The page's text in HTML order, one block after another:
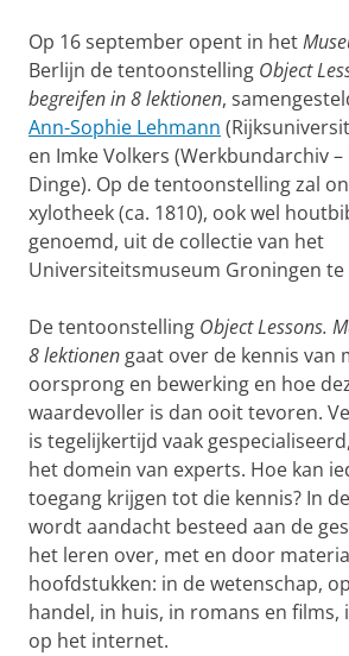
Op 16 september opent in het
Berlijn de tentoonstelling Object
begreifen in 8 lektionen,
Ann-Sophie Lehmann
en Imke Volkers (Werkbundarchiv
Dinge). Op de tentoonstelling zal
xylotheek (ca. 1810), ook wel
genoemd, uit de collectie van het
Universiteitsmuseum Groningen te
De tentoonstelling Object Lessons.
8 lektionen gaat over de kennis van
oorsprong en bewerking en hoe
waardevoller is dan ooit tevoren.
is tegelijkertijd vaak
het domein van experts. Hoe kan
toegang krijgen tot die kennis? In
wordt aandacht besteed aan de
het leren over, met en door
hoofdstukken: in de wetenschap,
handel, in huis, in romans en films,
op het internet.